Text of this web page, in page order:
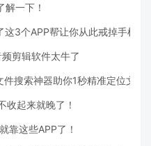
一下！
3个APP帮让你从此戒掉手机！
剪辑软件太牛了
搜索神器助你1秒精准定位文件
收起来就晚了！
靠这些APP了！